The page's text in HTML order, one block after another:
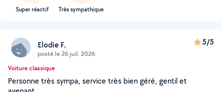
Super réactif Très sympathique
Elodie F.
posté le 26 juil. 2026
5/5
Voiture classique
Personne très sympa, service très bien géré, gentil et